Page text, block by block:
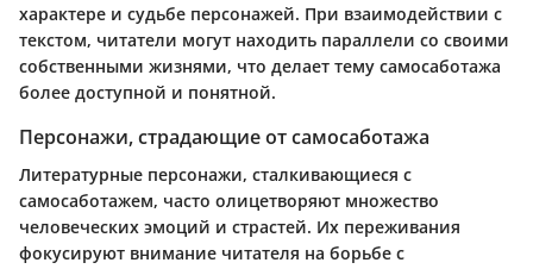
характере и судьбе персонажей. При взаимодействии с
текстом, читатели могут находить параллели со своими
собственными жизнями, что делает тему самосаботажа
более доступной и понятной.
Персонажи, страдающие от самосаботажа
Литературные персонажи, сталкивающиеся с
самосаботажем, часто олицетворяют множество
человеческих эмоций и страстей. Их переживания
фокусируют внимание читателя на борьбе с